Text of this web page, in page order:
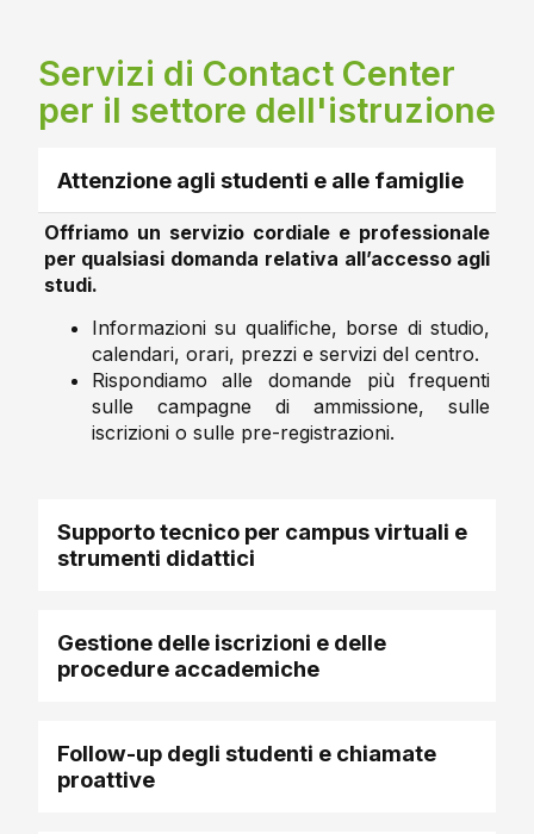
Servizi di Contact Center
per il settore dell'istruzione
Attenzione agli studenti e alle famiglie
Offriamo un servizio cordiale e professionale
per qualsiasi domanda relativa all’accesso agli
studi.
Informazioni su qualifiche, borse di studio,
calendari, orari, prezzi e servizi del centro.
Rispondiamo alle domande più frequenti
sulle campagne di ammissione, sulle
iscrizioni o sulle pre-registrazioni.
Supporto tecnico per campus virtuali e
strumenti didattici
Gestione delle iscrizioni e delle
procedure accademiche
Follow-up degli studenti e chiamate
proattive